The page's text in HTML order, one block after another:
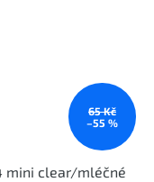
65 Kč
–55 %
mini clear/mléčné